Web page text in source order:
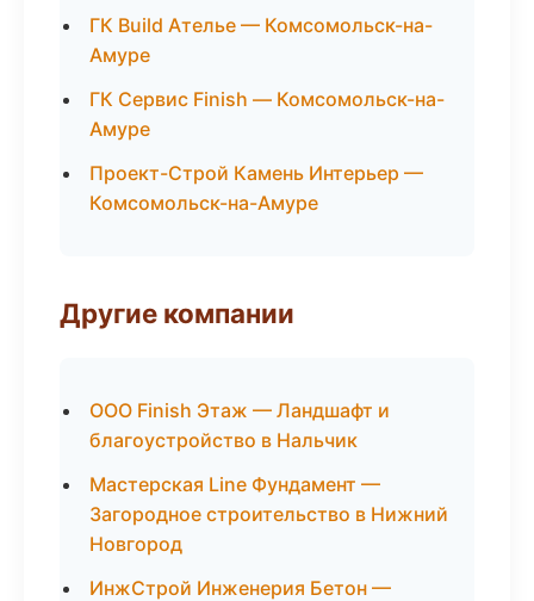
ГК Build Ателье — Комсомольск-на-
Амуре
ГК Сервис Finish — Комсомольск-на-
Амуре
Проект-Строй Камень Интерьер —
Комсомольск-на-Амуре
Другие компании
ООО Finish Этаж — Ландшафт и
благоустройство в Нальчик
Мастерская Line Фундамент —
Загородное строительство в Нижний
Новгород
ИнжСтрой Инженерия Бетон —